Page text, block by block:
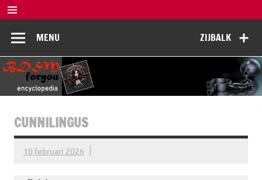
Doorgaan
naar
inhoud
BDSM
Encyclopedia
ZIJBALK
MENU
CUNNILINGUS
10 februari 2026